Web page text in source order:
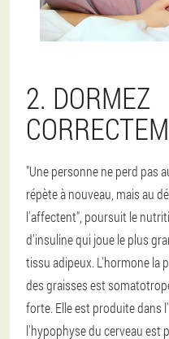
2. DORMEZ
"Une personne ne perd pas
répète à nouveau, mais au
l'affectent", poursuit le
d'insuline qui joue le plus
tissu adipeux. L'hormone la
des graisses est
forte. Elle est produite dans
l'hypophyse du cerveau est